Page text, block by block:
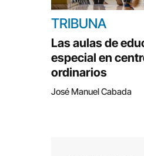
TRIBUNA
Las aulas de
especial en
ordinarios
José Manuel Cabada